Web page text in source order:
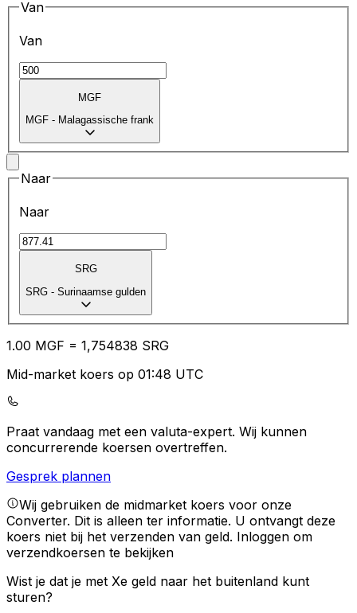
Van
Van
MGF
MGF - Malagassische frank
Naar
Naar
SRG
SRG - Surinaamse gulden
1.00 MGF = 1,754838 SRG
Mid-market koers op 01:48 UTC
Praat vandaag met een valuta-expert. Wij kunnen
concurrerende koersen overtreffen.
Gesprek plannen
Wij gebruiken de midmarket koers voor onze
Converter. Dit is alleen ter informatie. U ontvangt deze
koers niet bij het verzenden van geld. Inloggen om
verzendkoersen te bekijken
Wist je dat je met Xe geld naar het buitenland kunt
sturen?